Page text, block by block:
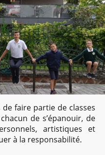
faire partie de classes
de s’épanouir, de
artistiques et
à la responsabilité.